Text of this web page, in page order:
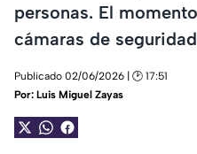
personas. El
cámaras de
Publicado 02/06/2026 | 🕑 17:51
Por: Luis Miguel Zayas